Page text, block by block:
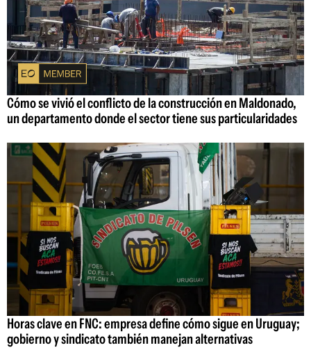
Cómo se vivió el conflicto de la construcción en Maldonado,
un departamento donde el sector tiene sus particularidades
Horas clave en FNC: empresa define cómo sigue en Uruguay;
gobierno y sindicato también manejan alternativas